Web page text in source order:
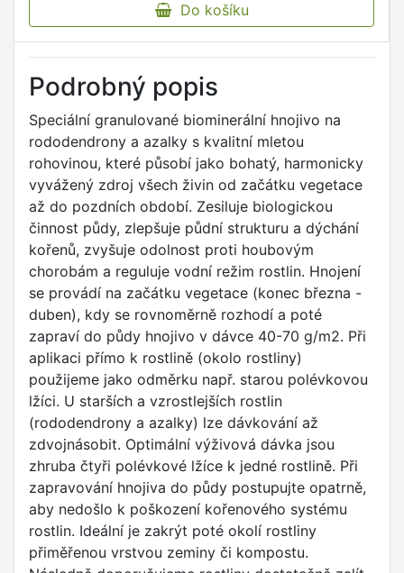
Do košíku
Podrobný popis
Speciální granulované biominerální hnojivo na
rododendrony a azalky s kvalitní mletou
rohovinou, které působí jako bohatý, harmonicky
vyvážený zdroj všech živin od začátku vegetace
až do pozdních období. Zesiluje biologickou
činnost půdy, zlepšuje půdní strukturu a dýchání
kořenů, zvyšuje odolnost proti houbovým
chorobám a reguluje vodní režim rostlin. Hnojení
se provádí na začátku vegetace (konec března -
duben), kdy se rovnoměrně rozhodí a poté
zapraví do půdy hnojivo v dávce 40-70 g/m2. Při
aplikaci přímo k rostlině (okolo rostliny)
použijeme jako odměrku např. starou polévkovou
lžíci. U starších a vzrostlejších rostlin
(rododendrony a azalky) lze dávkování až
zdvojnásobit. Optimální výživová dávka jsou
zhruba čtyři polévkové lžíce k jedné rostlině. Při
zapravování hnojiva do půdy postupujte opatrně,
aby nedošlo k poškození kořenového systému
rostlin. Ideální je zakrýt poté okolí rostliny
přiměřenou vrstvou zeminy či kompostu.